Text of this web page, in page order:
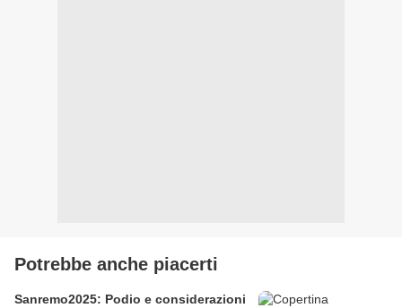
Potrebbe anche piacerti
Sanremo2025: Podio e considerazioni